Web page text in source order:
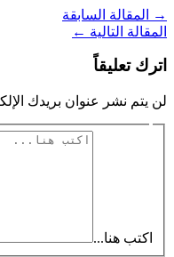
→
المقالة السابقة
المقالة التالية ←
اترك تعليقاً
لن يتم نشر عنوان بريدك
اكتب هنا...